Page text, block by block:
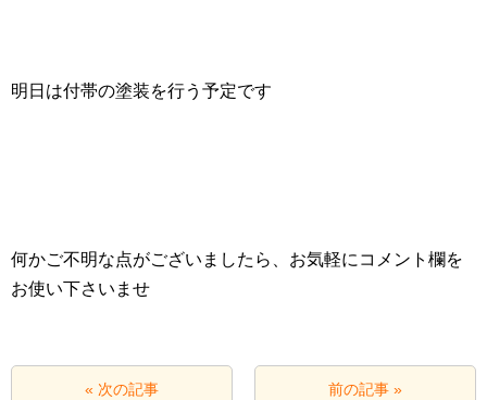
明日は付帯の塗装を行う予定です
何かご不明な点がございましたら、お気軽にコメント欄を
お使い下さいませ
« 次の記事 前の記事 »